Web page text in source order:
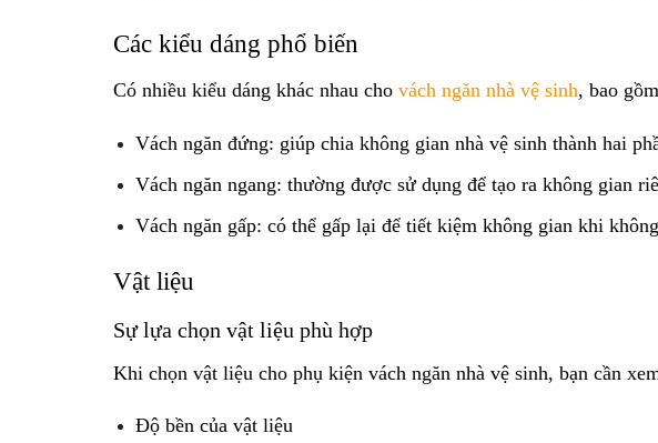
Các kiểu dáng phổ biến
Có nhiều kiểu dáng khác nhau cho vách ngăn nhà vệ sinh, bao
Vách ngăn đứng: giúp chia không gian nhà vệ sinh thành hai
Vách ngăn ngang: thường được sử dụng để tạo ra không gian
Vách ngăn gấp: có thể gấp lại để tiết kiệm không gian khi
Vật liệu
Sự lựa chọn vật liệu phù hợp
Khi chọn vật liệu cho phụ kiện vách ngăn nhà vệ sinh, bạn cần
Độ bền của vật liệu